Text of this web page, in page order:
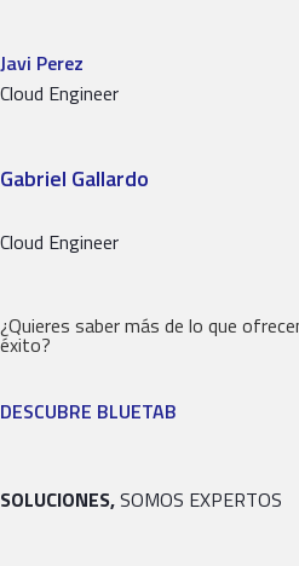
Javi Perez
Cloud Engineer
Gabriel Gallardo
Cloud Engineer
¿Quieres saber más de lo que
éxito?
DESCUBRE BLUETAB
SOLUCIONES,SOMOS EXPERTOS